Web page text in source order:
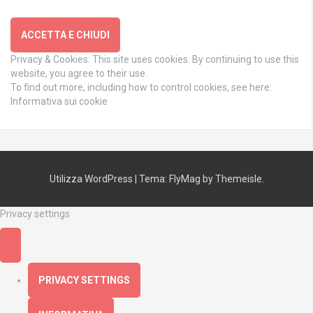
Privacy & Cookies: This site uses cookies. By continuing to use this
website, you agree to their use.
To find out more, including how to control cookies, see here:
Informativa sui cookie
Utilizza WordPress Tema: FlyMag by Themeisle.
Privacy settings
PRIVACY SETTINGS